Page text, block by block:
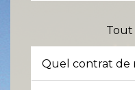
Quel contrat de